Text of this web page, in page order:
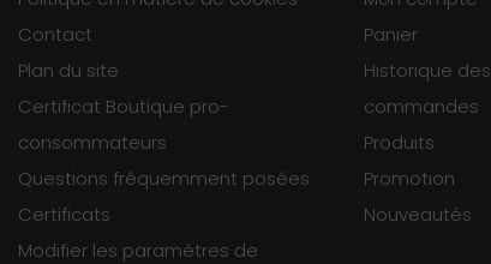
Contact
Plan du site
Certificat Boutique pro-
consommateurs
Questions fréquemment posées
Certificats
Modifier les paramètres de
Panier
Historique des
commandes
Produits
Promotion
Nouveautés